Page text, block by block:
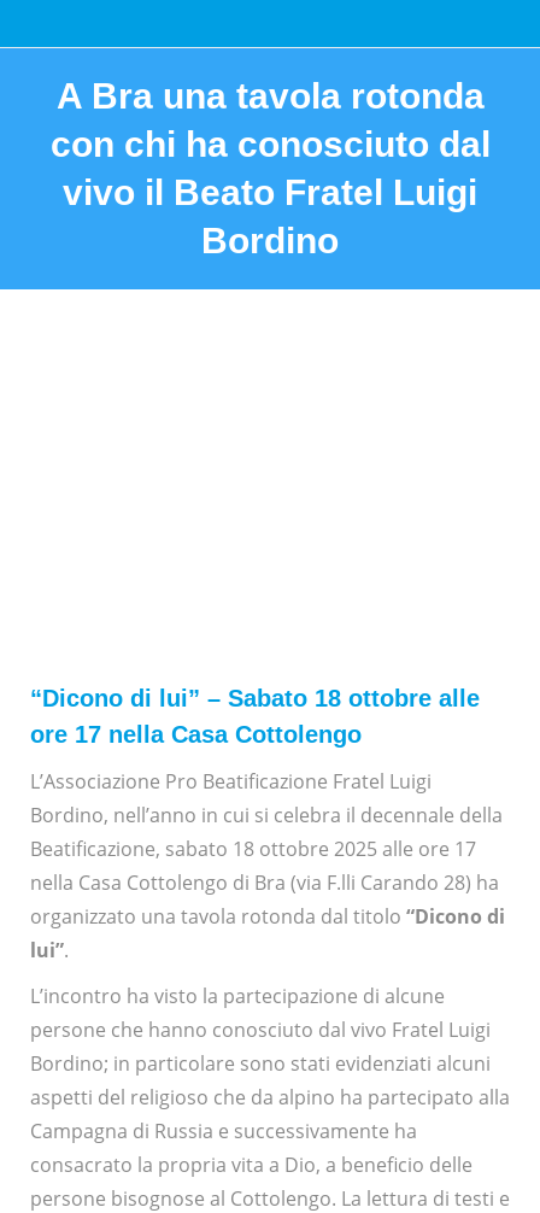
A Bra una tavola rotonda
con chi ha conosciuto dal
vivo il Beato Fratel Luigi
Bordino
“Dicono di lui” – Sabato 18 ottobre alle
ore 17 nella Casa Cottolengo
L’Associazione Pro Beatificazione Fratel Luigi
Bordino, nell’anno in cui si celebra il decennale della
Beatificazione, sabato 18 ottobre 2025 alle ore 17
nella Casa Cottolengo di Bra (via F.lli Carando 28) ha
organizzato una tavola rotonda dal titolo “Dicono di
lui”.
L’incontro ha visto la partecipazione di alcune
persone che hanno conosciuto dal vivo Fratel Luigi
Bordino; in particolare sono stati evidenziati alcuni
aspetti del religioso che da alpino ha partecipato alla
Campagna di Russia e successivamente ha
consacrato la propria vita a Dio, a beneficio delle
persone bisognose al Cottolengo. La lettura di testi e